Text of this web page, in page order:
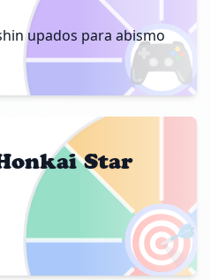
🎮
upados para abismo
🎯
Star